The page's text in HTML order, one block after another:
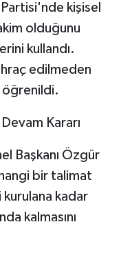
kişisel
olduğunu
kullandı.
edilmeden
Kararı
Başkanı Özgür
bir talimat
kadar
kalmasını